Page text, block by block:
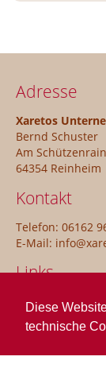
Adresse
Xaretos
Bernd Schuster
Am
64354 Reinheim
Kontakt
Telefon: 06162
E-Mail:
Links
KONTAKT
IMPRESSUM
Diese
technische